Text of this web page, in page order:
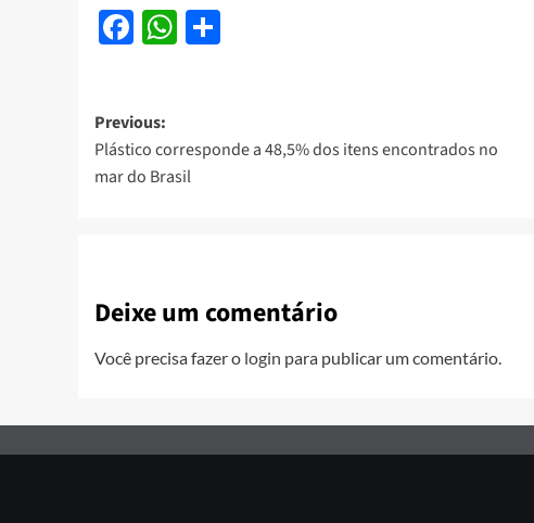
Facebook
WhatsApp
Post
navigation
Previous:
Plástico corresponde a 48,5% dos itens encontrados no
mar do Brasil
Deixe um comentário
Você precisa fazer o login para publicar um comentário.